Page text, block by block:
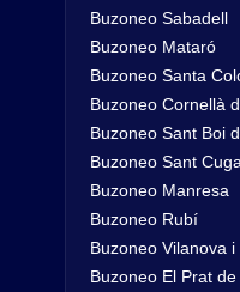
Buzoneo Sabadell
Buzoneo Mataró
Buzoneo Santa
Buzoneo Cornellà
Buzoneo Sant Boi
Buzoneo Sant
Buzoneo Manresa
Buzoneo Rubí
Buzoneo Vilanova i
Buzoneo El Prat